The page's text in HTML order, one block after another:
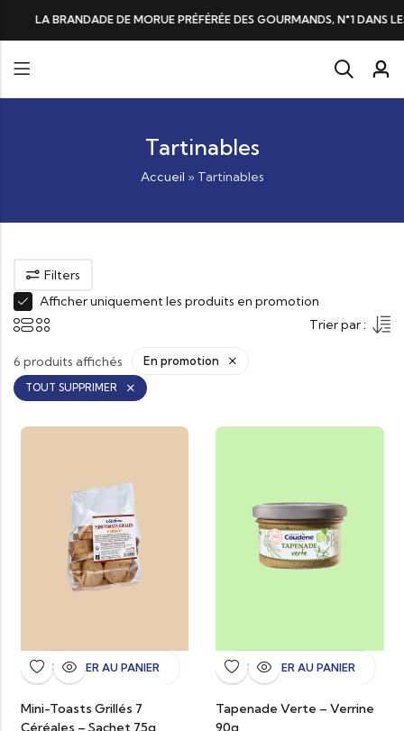
DE MORUE PRÉFÉRÉE DES GOURMANDS, N°1 DANS LES CŒURS
Tartinables
Accueil » Tartinables
Filters
Afficher uniquement les produits en promotion
Trier par :
6 produits affichés En promotion
TOUT SUPPRIMER
AJOUTER AU PANIER
Mini-Toasts Grillés 7
Céréales – Sachet 75g
AJOUTER AU PANIER
Tapenade Verte – Verrine
90g